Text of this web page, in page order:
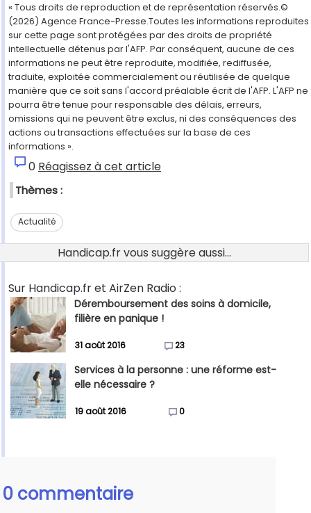
« Tous droits de reproduction et de représentation réservés.©
(2026) Agence France-Presse.Toutes les informations reproduites
sur cette page sont protégées par des droits de propriété
intellectuelle détenus par l'AFP. Par conséquent, aucune de ces
informations ne peut être reproduite, modifiée, rediffusée,
traduite, exploitée commercialement ou réutilisée de quelque
manière que ce soit sans l'accord préalable écrit de l'AFP. L'AFP ne
pourra être tenue pour responsable des délais, erreurs,
omissions qui ne peuvent être exclus, ni des conséquences des
actions ou transactions effectuées sur la base de ces
informations ».
0 Réagissez à cet article
Thèmes :
Actualité
Handicap.fr vous suggère aussi...
Sur Handicap.fr et AirZen Radio :
Déremboursement des soins à domicile,
filière en panique !
31 août 2016 23
Services à la personne : une réforme est-
elle nécessaire ?
19 août 2016 0
0 commentaire